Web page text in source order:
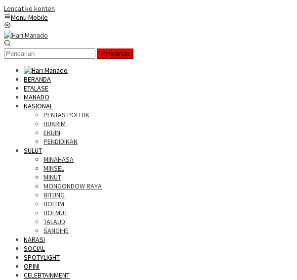
Loncat ke konten
Menu Mobile
Pencarian
BERANDA
ETALASE
MANADO
NASIONAL
PENTAS POLITIK
HUKRIM
EKUIN
PENDIDIKAN
SULUT
MINAHASA
MINSEL
MINUT
MONGONDOW RAYA
BITUNG
BOLTIM
BOLMUT
TALAUD
SANGIHE
NARASI
SOCIAL
SPOTYLIGHT
OPINI
CELEBTAINMENT